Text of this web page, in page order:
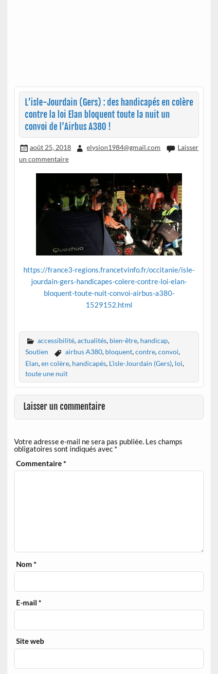
L’isle-Jourdain (Gers) : des handicapés en colère
contre la loi Elan bloquent toute la nuit un
convoi de l’Airbus A380 !
août 25, 2018 elysion1984@gmail.com
Laisser
un commentaire
https://france3-regions.francetvinfo.fr/occitanie/isle-
jourdain-gers-handicapes-colere-contre-loi-elan-
bloquent-toute-nuit-convoi-airbus-a380-
1529152.html
accessibilité,actualités, bien-être, handicap,
Soutien
airbus A380, bloquent,contre,convoi,
Elan,en colère, handicapés, L'isle-Jourdain (Gers), loi,
toute une nuit
Laisser un commentaire
Votre adresse e-mail ne sera pas publiée. Les champs
obligatoires sont indiqués avec *
Commentaire*
Nom*
E-mail*
Site web